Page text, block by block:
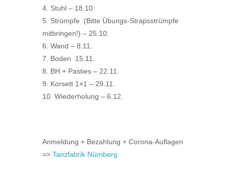
4. Stuhl – 18.10.
5. Strümpfe (Bitte Übungs-Strapsstrümpfe
mitbringen!) – 25.10.
6. Wand – 8.11.
7. Boden 15.11.
8. BH + Pasties – 22.11.
9. Korsett 1×1 – 29.11.
10. Wiederholung – 6.12.
Anmeldung + Bezahlung + Corona-Auflagen
=> Tanzfabrik Nürnberg